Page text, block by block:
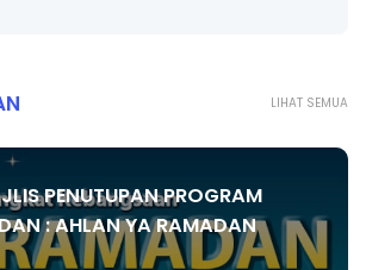
LIHAT SEMUA
PENUTUPAN PROGRAM
: AHLAN YA RAMADAN